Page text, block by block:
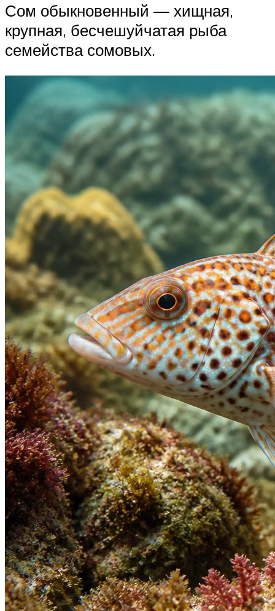
Сом обыкновенный — хищная,
крупная, бесчешуйчатая рыба
семейства сомовых.